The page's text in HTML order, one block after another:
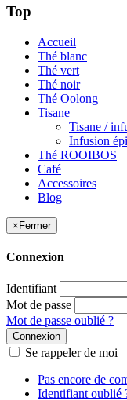
Top
Accueil
Thé blanc
Thé vert
Thé noir
Thé Oolong
Tisane
Tisane /
Infusion
Thé ROOIBOS
Café
Accessoires
Blog
×Fermer
Connexion
Identifiant
Mot de passe
Mot de passe oublié ?
Connexion
Se rappeler de moi
Pas encore de
Identifiant oublié